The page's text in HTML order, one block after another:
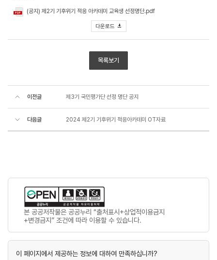
(공지) 제2기 기후위기 적응 아카데미 교육생 선정명단.pdf
다운로드
목록보기
이전글 제3기 국민평가단 선정 명단 공지
다음글 2024 제2기 기후위기 적응아카데미 OT자료
본 공공저작물은 공공누리 “출처표시+상업적이용금지
+변경금지” 조건에 따라 이용할 수 있습니다.
이 페이지에서 제공하는 정보에 대하여 만족하십니까?